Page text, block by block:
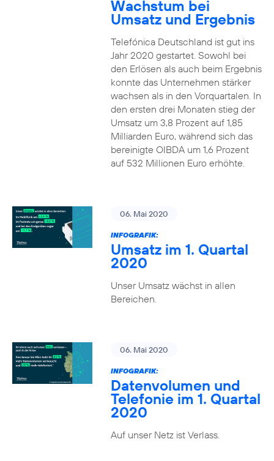
Wachstum bei
Umsatz und Ergebnis
Telefónica Deutschland ist gut ins
Jahr 2020 gestartet. Sowohl bei
den Erlösen als auch beim Ergebnis
konnte das Unternehmen stärker
wachsen als in den Vorquartalen. In
den ersten drei Monaten stieg der
Umsatz um 3,8 Prozent auf 1,85
Milliarden Euro, während sich das
bereinigte OIBDA um 1,6 Prozent
auf 532 Millionen Euro erhöhte.
06. Mai 2020
INFOGRAFIK:
Umsatz im 1. Quartal
2020
Unser Umsatz wächst in allen
Bereichen.
06. Mai 2020
INFOGRAFIK:
Datenvolumen und
Telefonie im 1. Quartal
2020
Auf unser Netz ist Verlass.